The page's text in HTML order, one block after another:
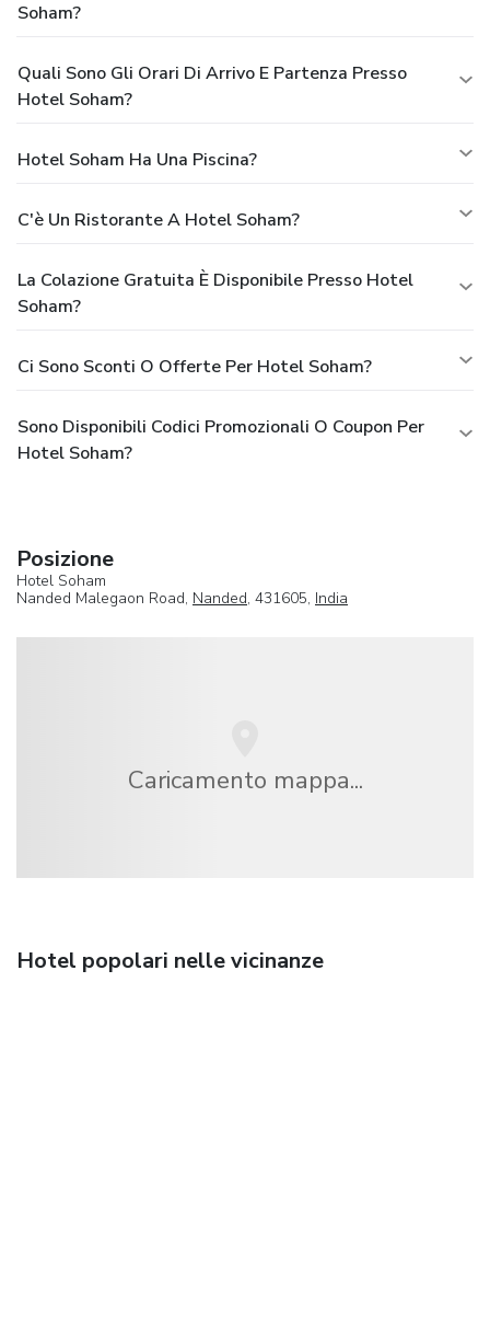
Soham?
Quali Sono Gli Orari Di Arrivo E Partenza Presso
Hotel Soham?
Hotel Soham Ha Una Piscina?
C'è Un Ristorante A Hotel Soham?
La Colazione Gratuita È Disponibile Presso Hotel
Soham?
Ci Sono Sconti O Offerte Per Hotel Soham?
Sono Disponibili Codici Promozionali O Coupon Per
Hotel Soham?
Posizione
Hotel Soham
Nanded Malegaon Road, Nanded, 431605, India
Caricamento mappa...
Hotel popolari nelle vicinanze